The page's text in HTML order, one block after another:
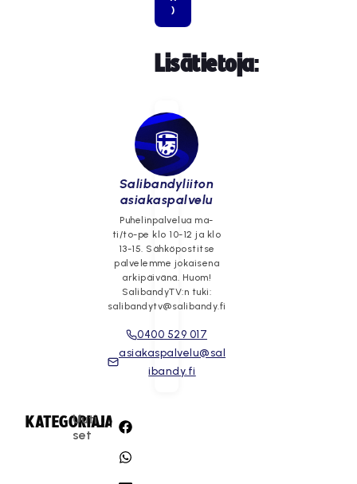
)
Lisätietoja:
Salibandyliiton
asiakaspalvelu
Puhelinpalvelua ma-
ti/to-pe klo 10-12 ja klo
13-15. Sähköpostitse
palvelemme jokaisena
arkipäivänä. Huom!
SalibandyTV:n tuki:
salibandytv@salibandy.fi
0400 529 017
asiakaspalvelu@sal
ibandy.fi
KATEGORIA:
Uuti
set
JAA: